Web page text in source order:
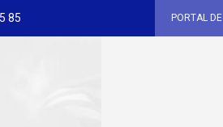
85 PORTAL